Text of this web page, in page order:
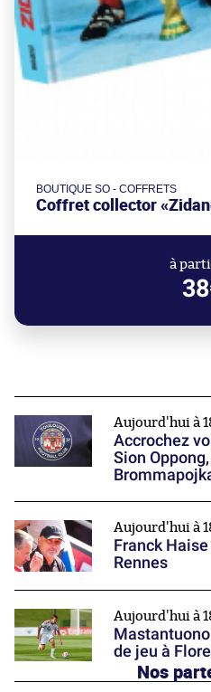
BOUTIQUE SO - COFFRETS
Coffret collector
à
Aujourd'hui à
Accrochez
Sion
Aujourd'hui à
Franck
Rennes
Aujourd'hui à
de jeu à
Nos